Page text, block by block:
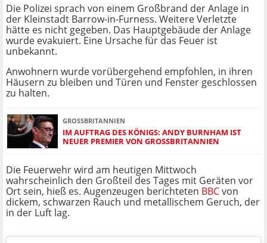
Die Polizei sprach von einem Großbrand der Anlage in
der Kleinstadt Barrow-in-Furness. Weitere Verletzte
hätte es nicht gegeben. Das Hauptgebäude der Anlage
wurde evakuiert. Eine Ursache für das Feuer ist
unbekannt.
Anwohnern wurde vorübergehend empfohlen, in ihren
Häusern zu bleiben und Türen und Fenster geschlossen
zu halten.
GROSSBRITANNIEN
IM AUFTRAG DES KÖNIGS: ANDY BURNHAM IST
NEUER PREMIER VON GROSSBRITANNIEN
Die Feuerwehr wird am heutigen Mittwoch
wahrscheinlich den Großteil des Tages mit Geräten vor
Ort sein, hieß es. Augenzeugen berichteten BBCvon
dickem, schwarzen Rauch und metallischem Geruch, der
in der Luft lag.